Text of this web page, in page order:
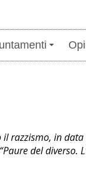
razzismo, in
del diverso.